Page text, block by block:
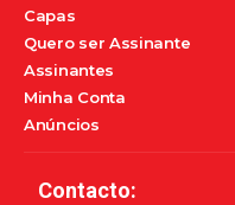
Capas
Quero ser Assinante
Assinantes
Minha Conta
Anúncios
Contacto: